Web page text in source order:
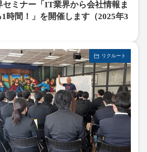
ミナー「IT業界から会社情報ま
時間！」を開催します（2025年3
リクルート